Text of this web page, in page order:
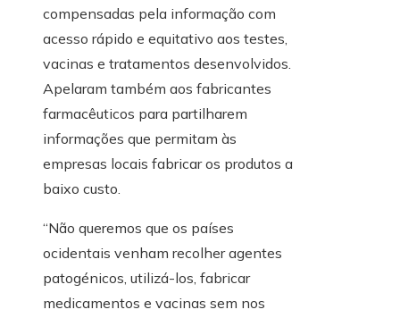
compensadas pela informação com
acesso rápido e equitativo aos testes,
vacinas e tratamentos desenvolvidos.
Apelaram também aos fabricantes
farmacêuticos para partilharem
informações que permitam às
empresas locais fabricar os produtos a
baixo custo.
“Não queremos que os países
ocidentais venham recolher agentes
patogénicos, utilizá-los, fabricar
medicamentos e vacinas sem nos